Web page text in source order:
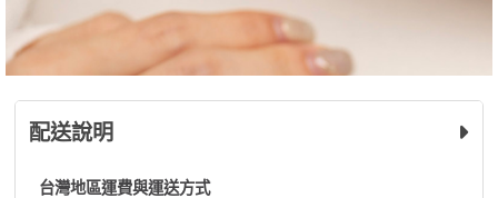
配送說明
台灣地區運費與運送方式